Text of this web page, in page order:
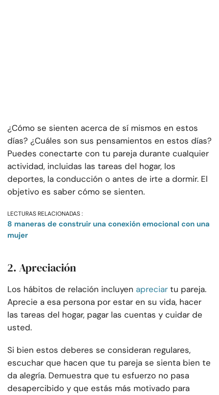
¿Cómo se sienten acerca de sí mismos en estos
días? ¿Cuáles son sus pensamientos en estos días?
Puedes conectarte con tu pareja durante cualquier
actividad, incluidas las tareas del hogar, los
deportes, la conducción o antes de irte a dormir. El
objetivo es saber cómo se sienten.
LECTURAS RELACIONADAS :
8 maneras de construir una conexión emocional con una
mujer
2. Apreciación
Los hábitos de relación incluyen apreciar tu pareja.
Aprecie a esa persona por estar en su vida, hacer
las tareas del hogar, pagar las cuentas y cuidar de
usted.
Si bien estos deberes se consideran regulares,
escuchar que hacen que tu pareja se sienta bien te
da alegría. Demuestra que tu esfuerzo no pasa
desapercibido y que estás más motivado para